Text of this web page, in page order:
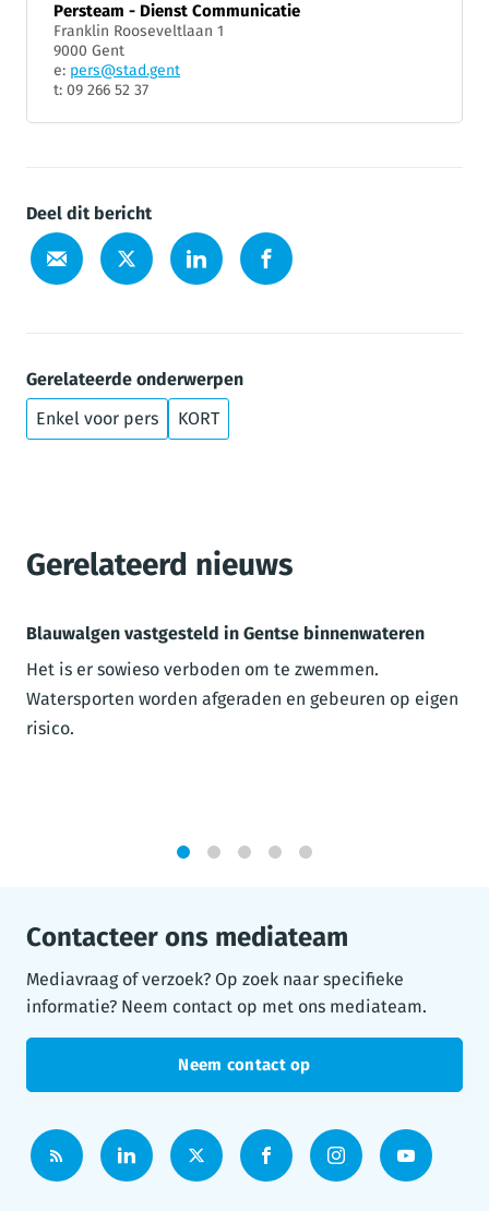
Persteam - Dienst Communicatie
Franklin Rooseveltlaan 1
9000 Gent
e: pers@stad.gent
t: 09 266 52 37
Deel dit bericht
Gerelateerde onderwerpen
Enkel voor pers
KORT
Gerelateerd nieuws
Blauwalgen vastgesteld in Gentse binnenwateren
Het is er sowieso verboden om te zwemmen.
Watersporten worden afgeraden en gebeuren op eigen
risico.
Contacteer ons mediateam
Mediavraag of verzoek? Op zoek naar specifieke
informatie? Neem contact op met ons mediateam.
Neem contact op